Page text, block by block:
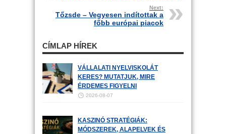
Next:
Tőzsde – Vegyesen indítottak a
főbb európai piacok
CÍMLAP HÍREK
VÁLLALATI NYELVISKOLÁT
KERES? MUTATJUK, MIRE
ÉRDEMES FIGYELNI
2026-08-07
KASZINÓ STRATÉGIÁK:
MÓDSZEREK, ALAPELVEK ÉS